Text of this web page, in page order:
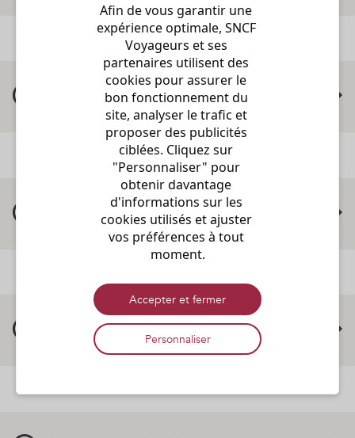
Afin de vous garantir une
expérience optimale, SNCF
Voyageurs et ses
partenaires utilisent des
cookies pour assurer le
bon fonctionnement du
site, analyser le trafic et
proposer des publicités
ciblées. Cliquez sur
"Personnaliser" pour
obtenir davantage
d'informations sur les
cookies utilisés et ajuster
vos préférences à tout
moment.
Personnaliser
Accepter et fermer
Cartes et abonnements
Applications mobiles
Informations de voyage